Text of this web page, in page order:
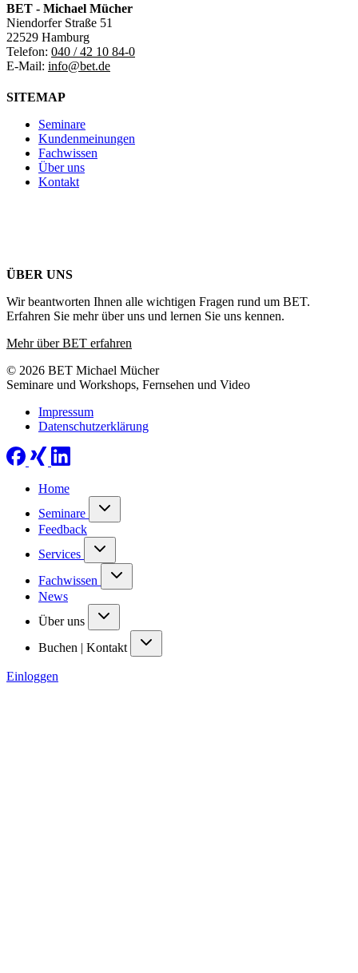
BET - Michael Mücher
Niendorfer Straße 51
22529 Hamburg
Telefon: 040 / 42 10 84-0
E-Mail: info@bet.de
SITEMAP
Seminare
Kundenmeinungen
Fachwissen
Über uns
Kontakt
ÜBER UNS
Wir beantworten Ihnen alle wichtigen Fragen rund um BET.
Erfahren Sie mehr über uns und lernen Sie uns kennen.
Mehr über BET erfahren
© 2026 BET Michael Mücher
Seminare und Workshops, Fernsehen und Video
Impressum
Datenschutzerklärung
Home
Seminare
Feedback
Services
Fachwissen
News
Über uns
Buchen | Kontakt
Einloggen